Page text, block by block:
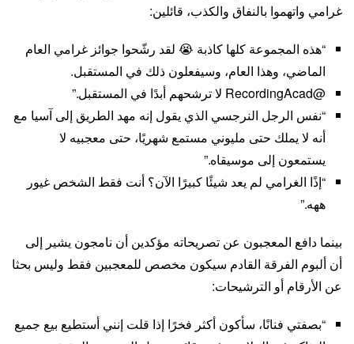
غرامي واتهموا بالنفاق والكذب، قائلين:
“هذه المجموعة كلها كاذبة 😭 لقد رشّحوا جوائز غرامي العام
الماضي، وهذا العام، وسيفعلون ذلك في المستقبل.
@RecordingAcad لا ترشحهم أبدًا في المستقبل.”
“نفس الرجل النرجسي الذي يقول إنه مهد الطريق إلى آسيا مع
أنه لا يملك حتى مليوني مستمع شهريًا، حتى معجبيه لا
يستمعون إلى موسيقاه.”
“إذًا الغرامي لم يعد شيئًا كبيرًا الآن؟ أنت فقط الشخص غيور
ههه.”
بينما دافع المعجبون عن تصريحاته مؤكدين أن نامجون يشير إلى
أن ألبوم الفرقة القادم سيكون مخصص للمعجبين فقط وليس بحثا
عن الأرقام أو الترشيحات:
“بصفتي فنانًا، سأكون أكثر فخرًا إذا قلت إنني أستطيع بيع جميع